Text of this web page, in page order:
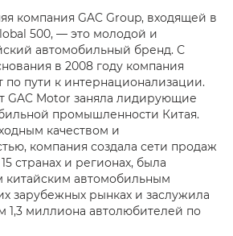
компания GAC Group, входящей в
500, — это молодой и
автомобильный бренд. С
в 2008 году компания
по пути к интернационализации.
GAC Motor заняла лидирующие
промышленности Китая.
качеством и
компания создала сети продаж
странах и регионах, была
китайским автомобильным
зарубежных рынках и заслужила
1,3 миллиона автолюбителей по